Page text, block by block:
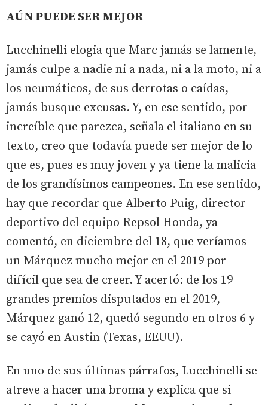
AÚN PUEDE SER MEJOR
Lucchinelli elogia que Marc jamás se lamente,
jamás culpe a nadie ni a nada, ni a la moto, ni a
los neumáticos, de sus derrotas o caídas,
jamás busque excusas. Y, en ese sentido, por
increíble que parezca, señala el italiano en su
texto, creo que todavía puede ser mejor de lo
que es, pues es muy joven y ya tiene la malicia
de los grandísimos campeones. En ese sentido,
hay que recordar que Alberto Puig, director
deportivo del equipo Repsol Honda, ya
comentó, en diciembre del 18, que veríamos
un Márquez mucho mejor en el 2019 por
difícil que sea de creer. Y acertó: de los 19
grandes premios disputados en el 2019,
Márquez ganó 12, quedó segundo en otros 6 y
se cayó en Austin (Texas, EEUU).
En uno de sus últimas párrafos, Lucchinelli se
atreve a hacer una broma y explica que si